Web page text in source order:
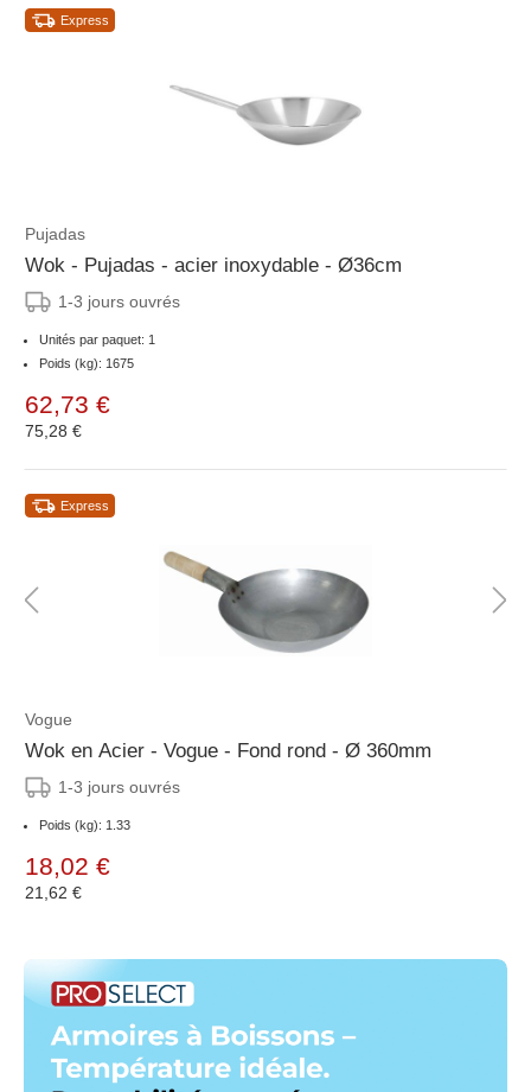
Express
Pujadas
Wok - Pujadas - acier inoxydable - Ø36cm
1-3 jours ouvrés
Unités par paquet: 1
Poids (kg): 1675
62,73 €
75,28 €
Express
Vogue
Wok en Acier - Vogue - Fond rond - Ø 360mm
1-3 jours ouvrés
Poids (kg): 1.33
18,02 €
21,62 €